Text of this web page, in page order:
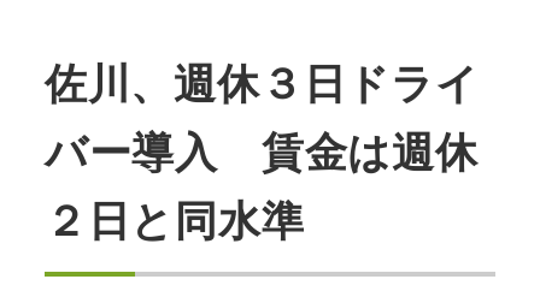
佐川、週休３日ドライ
バー導入 賃金は週休
２日と同水準